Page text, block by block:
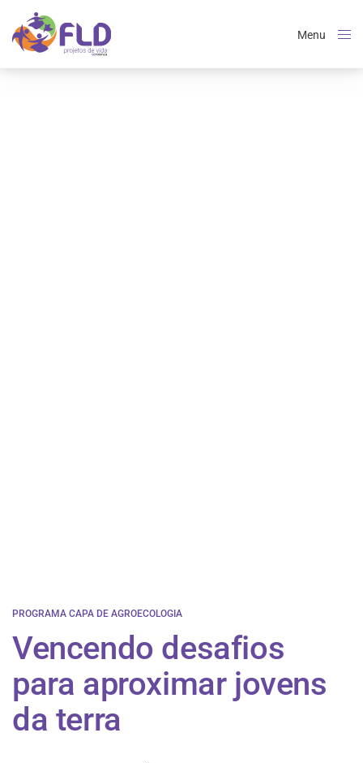
Menu
PROGRAMA CAPA DE AGROECOLOGIA
Vencendo desafios
para aproximar jovens
da terra